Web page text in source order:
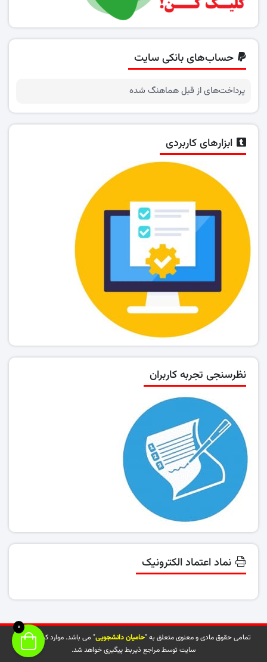
حساب‌های بانکی سایت
پرداخت‌های از قبل هماهنگ شده
ابزارهای کاربردی
نظرسنجی تجربه کاربران
نماد اعتماد الکترونیک
تمامی حقوق مادی و معنوی متعلق به "حامیان دانشجویی" می باشد. موارد کپی شده از
سایت توسط مراجع ذیربط پیگیری خواهد شد.
0